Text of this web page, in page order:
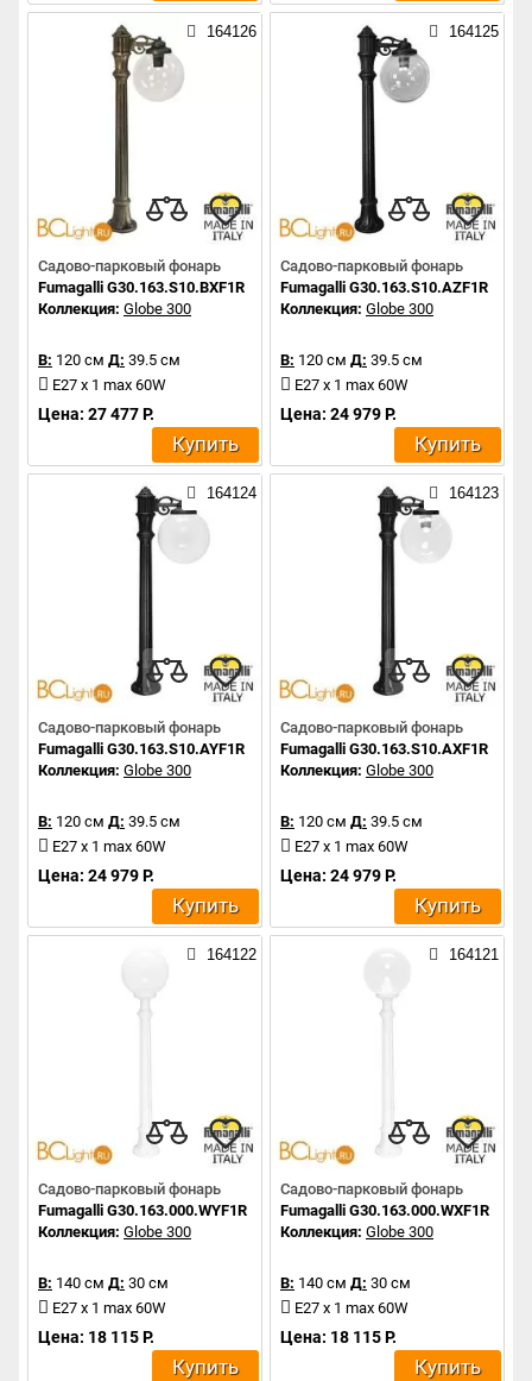
164126
Садово-парковый фонарь
Fumagalli G30.163.S10.BXF1R
Коллекция: Globe 300
В: 120 см Д: 39.5 см
E27 x 1 max 60W
Цена: 27 477 Р.
Купить
164125
Садово-парковый фонарь
Fumagalli G30.163.S10.AZF1R
Коллекция: Globe 300
В: 120 см Д: 39.5 см
E27 x 1 max 60W
Цена: 24 979 Р.
Купить
164124
Садово-парковый фонарь
Fumagalli G30.163.S10.AYF1R
Коллекция: Globe 300
В: 120 см Д: 39.5 см
E27 x 1 max 60W
Цена: 24 979 Р.
Купить
164123
Садово-парковый фонарь
Fumagalli G30.163.S10.AXF1R
Коллекция: Globe 300
В: 120 см Д: 39.5 см
E27 x 1 max 60W
Цена: 24 979 Р.
Купить
164122
Садово-парковый фонарь
Fumagalli G30.163.000.WYF1R
Коллекция: Globe 300
В: 140 см Д: 30 см
E27 x 1 max 60W
Цена: 18 115 Р.
Купить
164121
Садово-парковый фонарь
Fumagalli G30.163.000.WXF1R
Коллекция: Globe 300
В: 140 см Д: 30 см
E27 x 1 max 60W
Цена: 18 115 Р.
Купить